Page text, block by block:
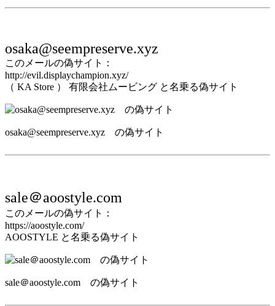
osaka@seempreserve.xyz
このメールの偽サイト：
http://evil.displaychampion.xyz/
（ KA Store ） 有限会社ムービング と名乗る偽サイト
osaka@seempreserve.xyz の偽サイト
sale＠aoostyle.com
このメールの偽サイト：
https://aoostyle.com/
AOOSTYLE と名乗る偽サイト
sale＠aoostyle.com の偽サイト